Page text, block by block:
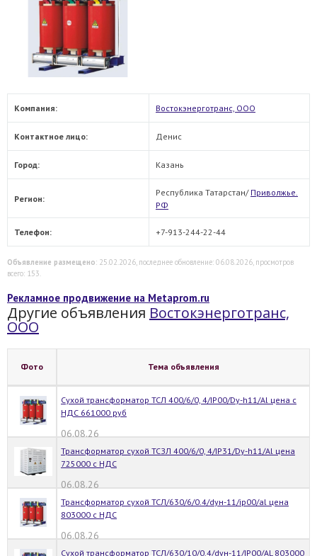
Компания: Востокэнерготранс, ООО
Контактное лицо: Денис
Город: Казань
Регион:
Республика Татарстан/ Приволжье.
РФ
Телефон: +7-913-244-22-44
Объявление размещено: 25.02.2026, последнее обновление: 06.08.2026, просмотров
всего: 153.
Рекламное продвижение на Metaprom.ru
Другие объявления Востокэнерготранс,
ООО
Фото Тема объявления
Сухой трансформатор ТСЛ 400/6/0, 4/IP00/Dy-h11/Al цена с
НДС 661000 руб
06.08.26
Трансформатор сухой ТСЗЛ 400/6/0, 4/IP31/Dy-h11/Al цена
725000 с НДС
06.08.26
Трансформатор сухой ТСЛ/630/6/0.4/dyн-11/ip00/al цена
803000 с НДС
06.08.26
Сухой трансформатор ТСЛ/630/10/0.4/dyн-11/IP00/AL 803000